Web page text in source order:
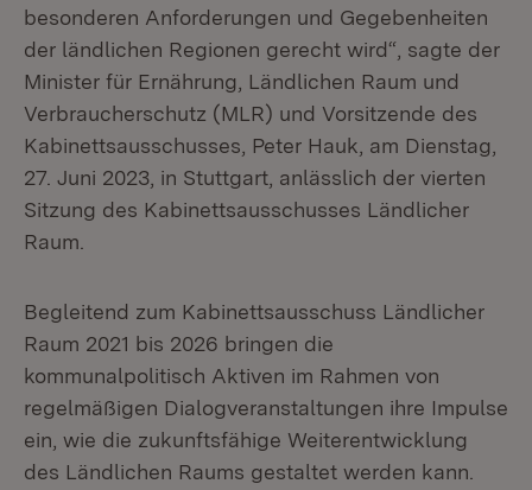
besonderen Anforderungen und Gegebenheiten
der ländlichen Regionen gerecht wird“, sagte der
Minister für Ernährung, Ländlichen Raum und
Verbraucherschutz (MLR) und Vorsitzende des
Kabinettsausschusses, Peter Hauk, am Dienstag,
27. Juni 2023, in Stuttgart, anlässlich der vierten
Sitzung des Kabinettsausschusses Ländlicher
Raum.
Begleitend zum Kabinettsausschuss Ländlicher
Raum 2021 bis 2026 bringen die
kommunalpolitisch Aktiven im Rahmen von
regelmäßigen Dialogveranstaltungen ihre Impulse
ein, wie die zukunftsfähige Weiterentwicklung
des Ländlichen Raums gestaltet werden kann.